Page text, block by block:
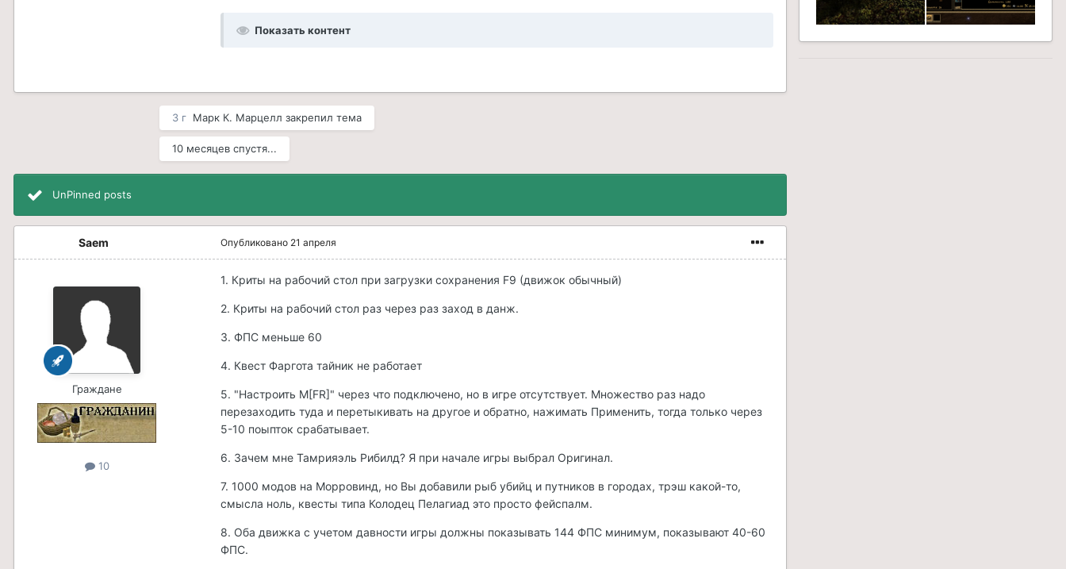
Показать контент
3 г Марк К. Марцелл закрепил тема
10 месяцев спустя...
UnPinned posts
Saem
Граждане
10
Опубликовано 21 апреля
1. Криты на рабочий стол при загрузки сохранения F9 (движок обычный)
2. Криты на рабочий стол раз через раз заход в данж.
3. ФПС меньше 60
4. Квест Фаргота тайник не работает
5. "Настроить M[FR]" через что подключено, но в игре отсутствует. Множество раз надо
перезаходить туда и перетыкивать на другое и обратно, нажимать Применить, тогда только через
5-10 поыпток срабатывает.
6. Зачем мне Тамрияэль Рибилд? Я при начале игры выбрал Оригинал.
7. 1000 модов на Морровинд, но Вы добавили рыб убийц и путников в городах, трэш какой-то,
смысла ноль, квесты типа Колодец Пелагиад это просто фейспалм.
8. Оба движка с учетом давности игры должны показывать 144 ФПС минимум, показывают 40-60
ФПС.